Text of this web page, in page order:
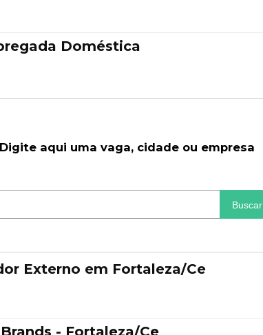
Doméstica
aqui uma vaga, cidade ou empresa
Buscar
Externo em Fortaleza/Ce